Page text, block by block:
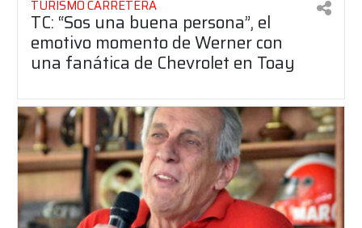
TURISMO CARRETERA
TC: “Sos una buena persona”, el
emotivo momento de Werner con
una fanática de Chevrolet en Toay